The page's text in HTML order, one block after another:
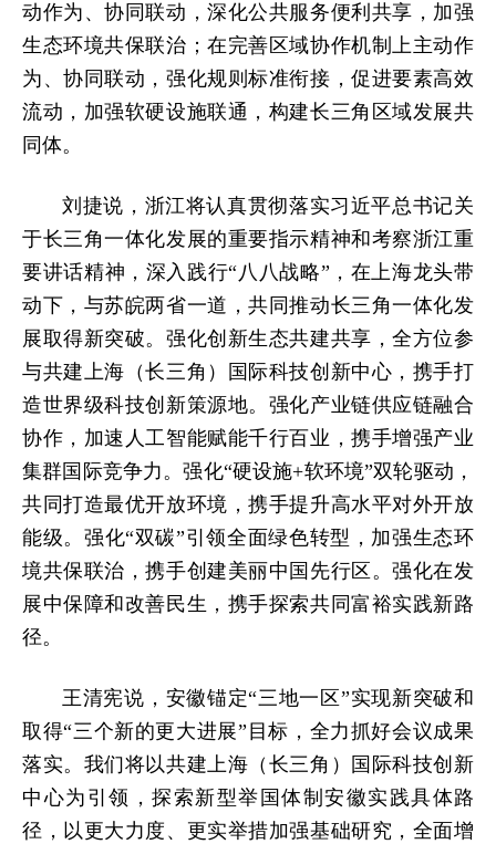
动作为、协同联动，深化公共服务便利共享，加强
生态环境共保联治；在完善区域协作机制上主动作
为、协同联动，强化规则标准衔接，促进要素高效
流动，加强软硬设施联通，构建长三角区域发展共
同体。
刘捷说，浙江将认真贯彻落实习近平总书记关
于长三角一体化发展的重要指示精神和考察浙江重
要讲话精神，深入践行“八八战略”，在上海龙头带
动下，与苏皖两省一道，共同推动长三角一体化发
展取得新突破。强化创新生态共建共享，全方位参
与共建上海（长三角）国际科技创新中心，携手打
造世界级科技创新策源地。强化产业链供应链融合
协作，加速人工智能赋能千行百业，携手增强产业
集群国际竞争力。强化“硬设施+软环境”双轮驱动，
共同打造最优开放环境，携手提升高水平对外开放
能级。强化“双碳”引领全面绿色转型，加强生态环
境共保联治，携手创建美丽中国先行区。强化在发
展中保障和改善民生，携手探索共同富裕实践新路
径。
王清宪说，安徽锚定“三地一区”实现新突破和
取得“三个新的更大进展”目标，全力抓好会议成果
落实。我们将以共建上海（长三角）国际科技创新
中心为引领，探索新型举国体制安徽实践具体路
径，以更大力度、更实举措加强基础研究，全面增